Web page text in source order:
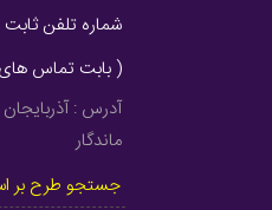
شماره تلفن ثابت
( بابت تماس
ماندگار
جستجو طرح بر